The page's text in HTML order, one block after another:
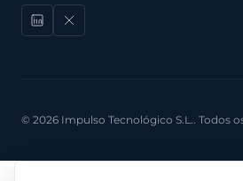
© 2026 Impulso Tecnológico S.L.. Todos